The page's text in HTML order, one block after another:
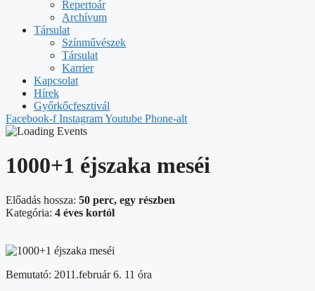
Repertoár
Archívum
Társulat
Színművészek
Társulat
Karrier
Kapcsolat
Hírek
Győrkőcfesztivál
Facebook-f InstagramYoutube Phone-alt
1000+1 éjszaka meséi
Előadás hossza: 50 perc, egy részben
Kategória: 4 éves kortól
Bemutató: 2011.február 6. 11 óra